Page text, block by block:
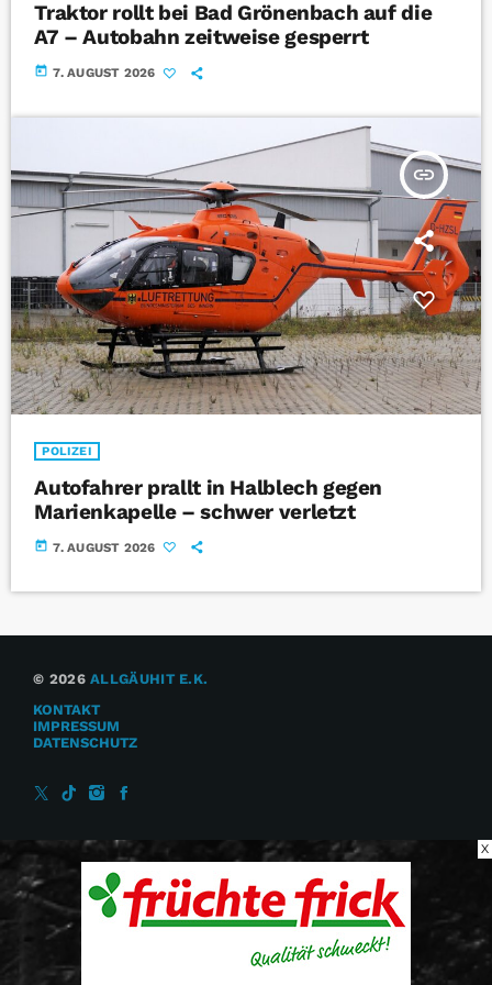
Traktor rollt bei Bad Grönenbach auf die
A7 – Autobahn zeitweise gesperrt
today 7. AUGUST 2026
insert_link
POLIZEI
Autofahrer prallt in Halblech gegen
Marienkapelle – schwer verletzt
today 7. AUGUST 2026
© 2026ALLGÄUHIT E.K.
KONTAKT
IMPRESSUM
DATENSCHUTZ
X